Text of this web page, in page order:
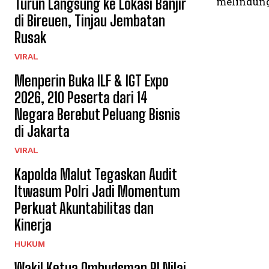
Turun Langsung ke Lokasi Banjir
di Bireuen, Tinjau Jembatan
Rusak
VIRAL
Menperin Buka ILF & IGT Expo
2026, 210 Peserta dari 14
Negara Berebut Peluang Bisnis
di Jakarta
VIRAL
Kapolda Malut Tegaskan Audit
Itwasum Polri Jadi Momentum
Perkuat Akuntabilitas dan
Kinerja
HUKUM